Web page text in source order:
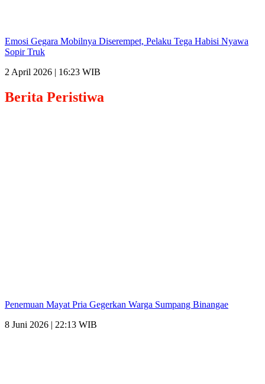
Emosi Gegara Mobilnya Diserempet, Pelaku Tega Habisi Nyawa
Sopir Truk
2 April 2026 | 16:23 WIB
Berita Peristiwa
Penemuan Mayat Pria Gegerkan Warga Sumpang Binangae
8 Juni 2026 | 22:13 WIB